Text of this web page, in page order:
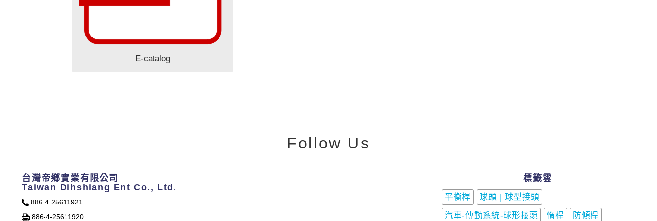
E-catalog
Follow Us
台灣帝鄉實業有限公司
Taiwan Dihshiang Ent Co., Ltd.
886-4-25611921
886-4-25611920
標籤雲
平衡桿
球頭 | 球型接頭
汽車-傳動系統-球形接頭
惰桿
防傾桿